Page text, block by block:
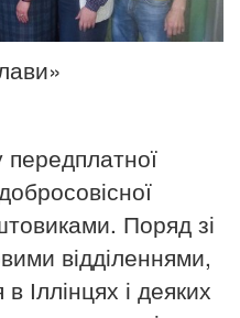
Поряд зі
відділеннями,
Іллінцях і деяких